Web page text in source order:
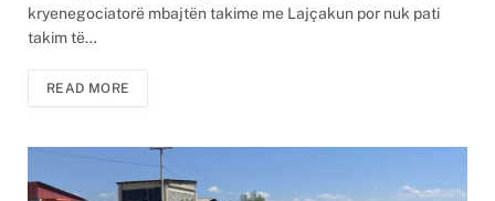
kryenegociatorë mbajtën takime me Lajçakun por nuk pati
takim të…
READ MORE